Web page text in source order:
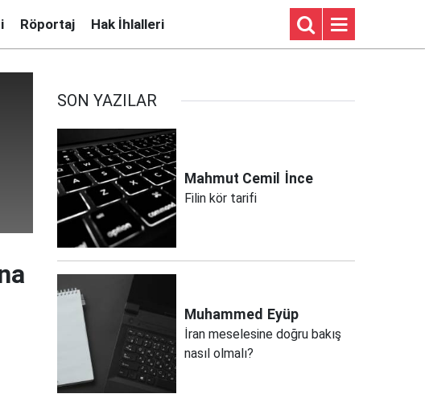
Röportaj Hak İhlalleri
SON YAZILAR
Mahmut Cemil İnce
Filin kör tarifi
Muhammed Eyüp
İran meselesine doğru bakış
nasıl olmalı?